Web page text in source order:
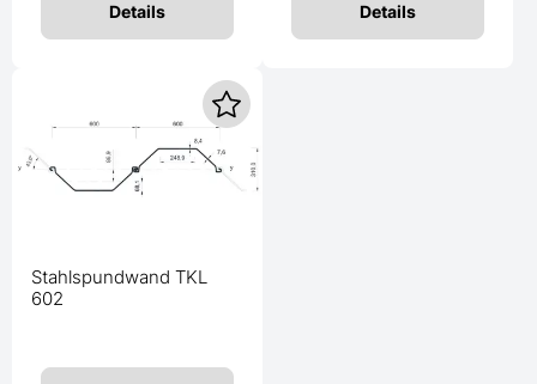
Details Details
Stahlspundwand TKL
602